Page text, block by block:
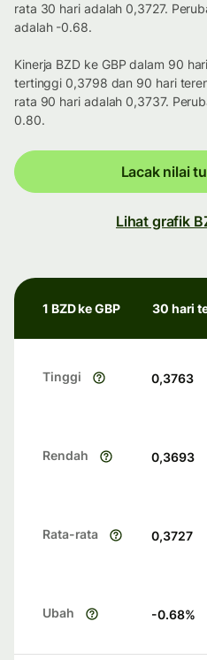
rata 30 hari adalah 0,3727.
adalah -0.68.
Kinerja BZD ke GBP dalam 90
tertinggi 0,3798 dan 90 hari
rata 90 hari adalah 0,3737.
0.80.
Lacak nilai
Lihat grafik
1 BZD ke GBP 30 hari
Tinggi 0,3763
Rendah 0,3693
Rata-rata 0,3727
Ubah -0.68%